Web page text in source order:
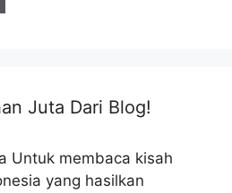
Juta Dari Blog!
Untuk membaca kisah
yang hasilkan